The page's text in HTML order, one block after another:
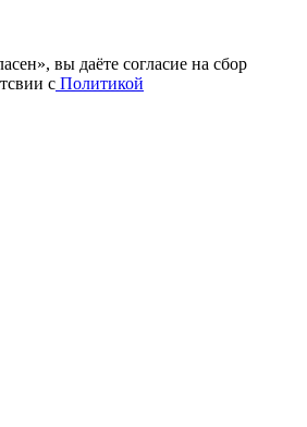
вы даёте cогласие на сбор
с Политикой